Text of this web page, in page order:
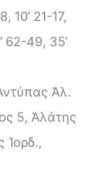
10’ 21-17,
62-49, 35’
Ἀλ.
5, Ἁλάτης
Ἰορδ.,